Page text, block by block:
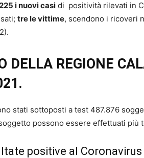
i nuovi casi di positività rilevati in
tre le vittime, scendono i ricoveri
DELLA REGIONE
stati sottoposti a test 487.876
possono essere effettuati più
positive al